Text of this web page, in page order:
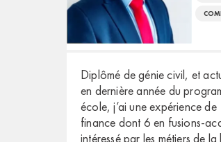
Diplômé de génie civil, et
en dernière année du
école, j’ai une expérience de
finance dont 6 en fusions-
intéressé par les métiers de